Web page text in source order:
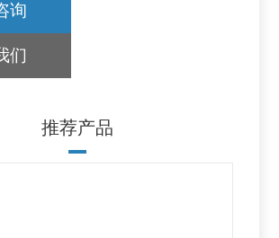
询
们
推荐产品